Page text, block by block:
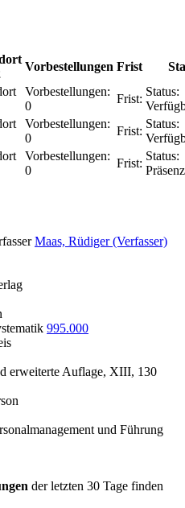
Vorbestellungen Frist
Vorbestellungen:
0
Frist:
Status:
Vorbestellungen:
0
Frist:
Status:
Vorbestellungen:
0
Frist:
Status:
Maas, Rüdiger (Verfasser)
995.000
erweiterte Auflage, XIII, 130
und Führung
der letzten 30 Tage finden